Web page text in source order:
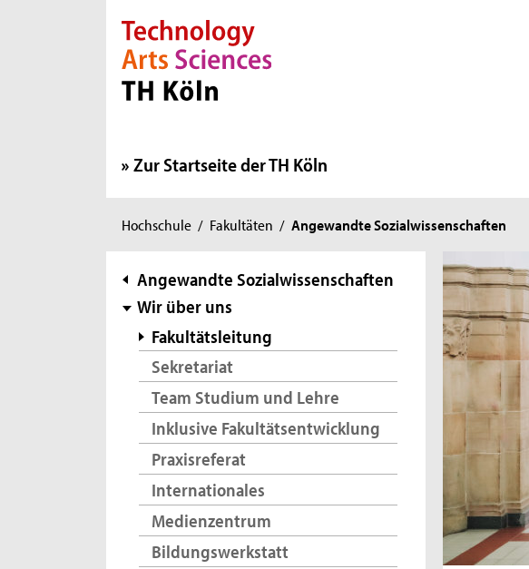
Direkt zur Hauptnavigation
Direkt zur Subnavigation
Direkt zum Inhalt
Direkt zum Fußbereich
Zur Startseite der TH Köln
Sie
hier:
Hochschule / Fakultäten / Angewandte Sozialwissenschaften
Subnavigation
Angewandte Sozialwissenschaften
Wir über uns
Fakultätsleitung
Sekretariat
Team Studium und Lehre
Inklusive Fakultätsentwicklung
Praxisreferat
Internationales
Medienzentrum
Bildungswerkstatt